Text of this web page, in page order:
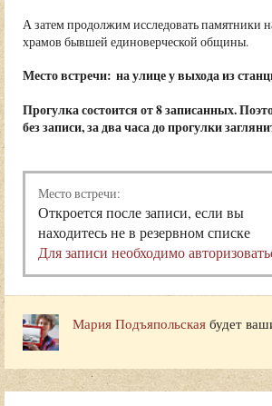
А затем продолжим исследовать памятники
храмов бывшей единоверческой общины.
Место встречи: на улице у выхода из
Прогулка состоится от 8 записанных.
без записи, за два часа до прогулки
Место встречи:
Откроется после записи, если вы
находитесь не в резервном списке
Для записи необходимо
Мария Подъяпольская будет